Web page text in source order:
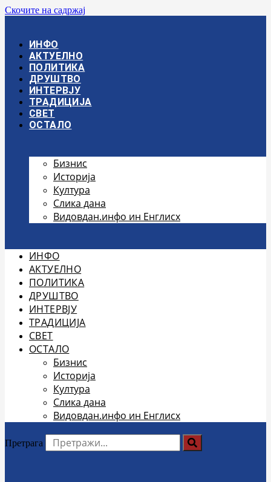
Скочите на садржај
ИНФО
АКТУЕЛНО
ПОЛИТИКА
ДРУШТВО
ИНТЕРВЈУ
ТРАДИЦИЈА
СВЕТ
ОСТАЛО
Бизнис
Историја
Култура
Слика дана
Видовдан.инфо ин Енглисх
ИНФО
АКТУЕЛНО
ПОЛИТИКА
ДРУШТВО
ИНТЕРВЈУ
ТРАДИЦИЈА
СВЕТ
ОСТАЛО
Бизнис
Историја
Култура
Слика дана
Видовдан.инфо ин Енглисх
Претрага